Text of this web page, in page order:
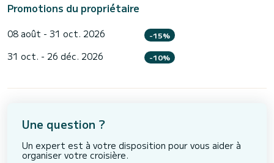
Promotions du propriétaire
08 août - 31 oct. 2026 -15%
31 oct. - 26 déc. 2026 -10%
Une question ?
Un expert est à votre disposition pour vous aider à
organiser votre croisière.